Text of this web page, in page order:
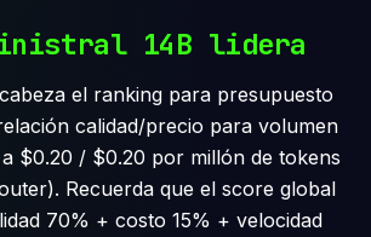
14B lidera
el ranking para presupuesto
calidad/precio para volumen
$0.20 / $0.20 por millón de tokens
Recuerda que el score global
70% + costo 15% + velocidad